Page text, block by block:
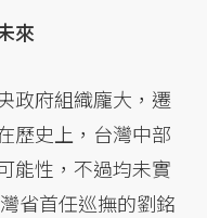
來
政府組織龐大，遷
歷史上，台灣中部
能性，不過均未實
省首任巡撫的劉銘